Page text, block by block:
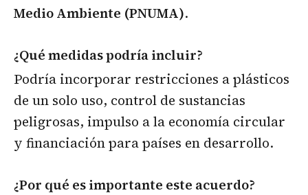
Medio Ambiente (PNUMA).
¿Qué medidas podría incluir?
Podría incorporar restricciones a plásticos
de un solo uso, control de sustancias
peligrosas, impulso a la economía circular
y financiación para países en desarrollo.
¿Por qué es importante este acuerdo?